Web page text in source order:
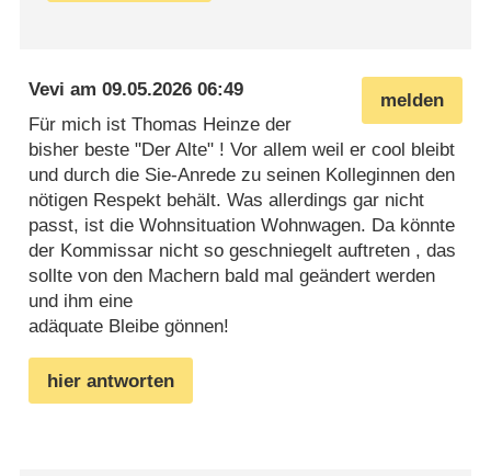
melden
Vevi am09.05.2026 06:49
Für mich ist Thomas Heinze der
bisher beste "Der Alte" ! Vor allem weil er cool bleibt
und durch die Sie-Anrede zu seinen Kolleginnen den
nötigen Respekt behält. Was allerdings gar nicht
passt, ist die Wohnsituation Wohnwagen. Da könnte
der Kommissar nicht so geschniegelt auftreten , das
sollte von den Machern bald mal geändert werden
und ihm eine
adäquate Bleibe gönnen!
hier antworten